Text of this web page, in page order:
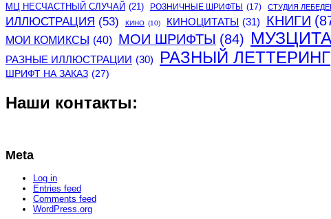
МЦ НЕСЧАСТНЫЙ СЛУЧАЙ (21) РОЗНИЧНЫЕ ШРИФТЫ (17) СТУДИЯ
ИЛЛЮСТРАЦИЯ (53) КИНО (10) КИНОЦИТАТЫ (31) КНИГИ
МОИ КОМИКСЫ (40) МОИ ШРИФТЫ (84)
РАЗНЫЕ ИЛЛЮСТРАЦИИ (30) РАЗНЫЙ ЛЕТТЕРИНГ
ШРИФТ НА ЗАКАЗ (27)
Наши контакты:
Meta
Log in
Entries feed
Comments feed
WordPress.org